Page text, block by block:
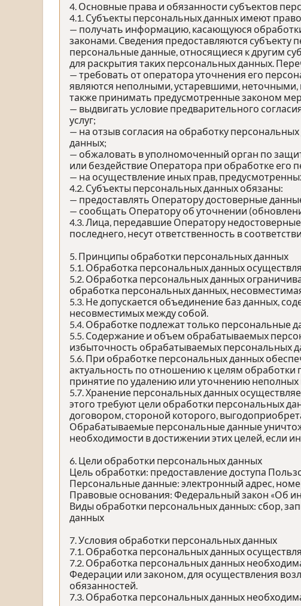
4. Основные права и обязанности субъектов
4.1. Субъекты персональных данных имеют
— получать информацию, касающуюся
законами. Сведения предоставляются
персональные данные, относящиеся к другим
для раскрытия таких персональных данных.
— требовать от оператора уточнения его
являются неполными, устаревшими,
также принимать предусмотренные законом
— выдвигать условие предварительного
услуг;
— на отзыв согласия на обработку
данных;
— обжаловать в уполномоченный орган по
или бездействие Оператора при обработке его
— на осуществление иных прав,
4.2. Субъекты персональных данных обязаны:
— предоставлять Оператору достоверные
— сообщать Оператору об уточнении
4.3. Лица, передавшие Оператору
последнего, несут ответственность в
5. Принципы обработки персональных данных
5.1. Обработка персональных данных
5.2. Обработка персональных данных
обработка персональных данных,
5.3. Не допускается объединение баз данных,
несовместимых между собой.
5.4. Обработке подлежат только персональные
5.5. Содержание и объем обрабатываемых
избыточность обрабатываемых персональных
5.6. При обработке персональных данных
актуальность по отношению к целям
принятие по удалению или уточнению
5.7. Хранение персональных данных
этого требуют цели обработки персональных
договором, стороной которого,
Обрабатываемые персональные данные
необходимости в достижении этих целей, если
6. Цели обработки персональных данных
Цель обработки: предоставление доступа
Персональные данные: электронный адрес,
Правовые основания: Федеральный закон «Об
Виды обработки персональных данных: сбор,
данных
7. Условия обработки персональных данных
7.1. Обработка персональных данных
7.2. Обработка персональных данных
Федерации или законом, для осуществления
обязанностей.
7.3. Обработка персональных данных